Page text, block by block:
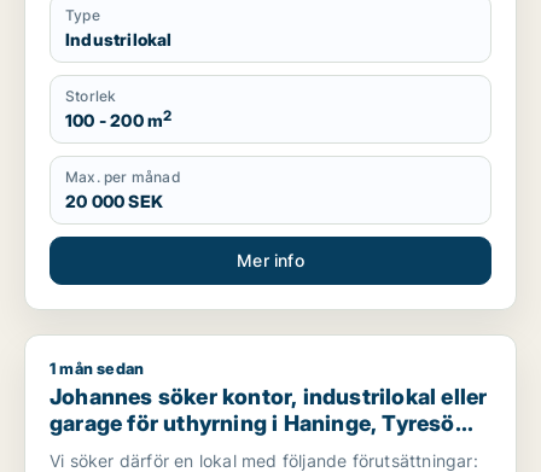
Type
Industrilokal
Storlek
100 - 200 m2
Max. per månad
20 000 SEK
Mer info
Johannes söker kontor, industrilokal eller garage för
1 mån sedan
Johannes söker kontor, industrilokal eller
garage för uthyrning i Haninge, Tyresö
eller Nacka m.fl.
Vi söker därför en lokal med följande förutsättningar: